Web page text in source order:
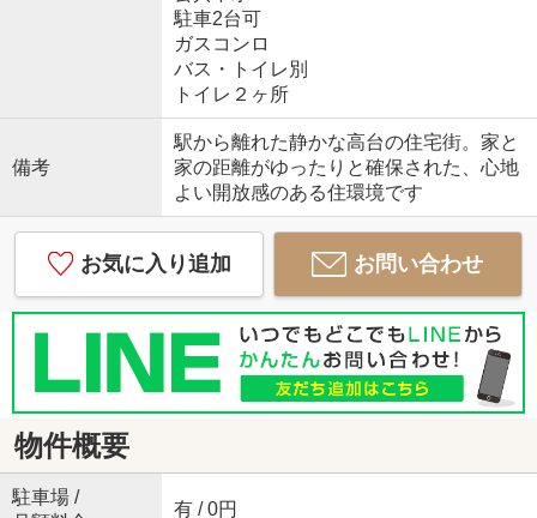
駐車2台可
ガスコンロ
バス・トイレ別
トイレ２ヶ所
備考
駅から離れた静かな高台の住宅街。家と
家の距離がゆったりと確保された、心地
よい開放感のある住環境です
お気に入り追加 お問い合わせ
物件概要
駐車場 /
有 / 0円